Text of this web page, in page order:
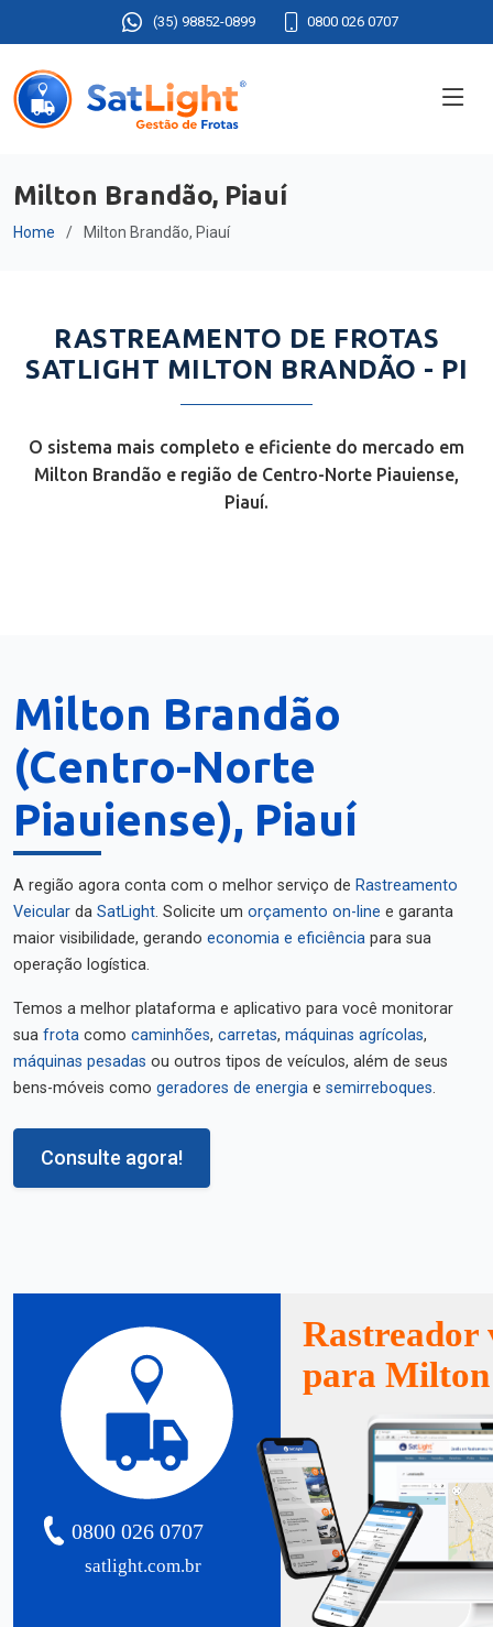
(35) 98852-0899 0800 026 0707
Milton Brandão, Piauí
Home Milton Brandão, Piauí
RASTREAMENTO DE FROTAS
SATLIGHT MILTON BRANDÃO - PI
O sistema mais completo e eficiente do mercado em
Milton Brandão e região de Centro-Norte Piauiense,
Piauí.
Milton Brandão
(Centro-Norte
Piauiense), Piauí
A região agora conta com o melhor serviço de Rastreamento
Veicular da SatLight. Solicite um orçamento on-line e garanta
maior visibilidade, gerando economia e eficiência para sua
operação logística.
Temos a melhor plataforma e aplicativo para você monitorar
sua frota como caminhões, carretas, máquinas agrícolas,
máquinas pesadas ou outros tipos de veículos, além de seus
bens-móveis como geradores de energia e semirreboques.
Consulte agora!
satlight.com.br
0800 026 0707
Rastreador
para